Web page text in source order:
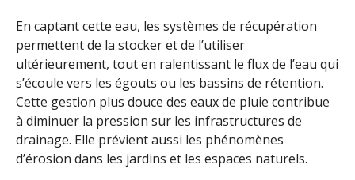
En captant cette eau, les systèmes de récupération
permettent de la stocker et de l’utiliser
ultérieurement, tout en ralentissant le flux de l’eau qui
s’écoule vers les égouts ou les bassins de rétention.
Cette gestion plus douce des eaux de pluie contribue
à diminuer la pression sur les infrastructures de
drainage. Elle prévient aussi les phénomènes
d’érosion dans les jardins et les espaces naturels.